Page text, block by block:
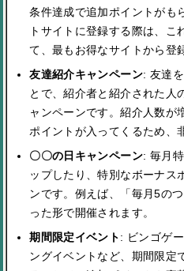
条件達成で追加ポイントがも
トサイトに登録する際は、こ
て、最もお得なサイトから登
友達紹介キャンペーン: 友達
とで、紹介者と紹介された人
ャンペーンです。紹介人数が
ポイントが入ってくるため、
〇〇の日キャンペーン: 毎月
ップしたり、特別なボーナス
ンです。例えば、「毎月5の
った形で開催されます。
期間限定イベント: ビンゴゲ
ングイベントなど、期間限定